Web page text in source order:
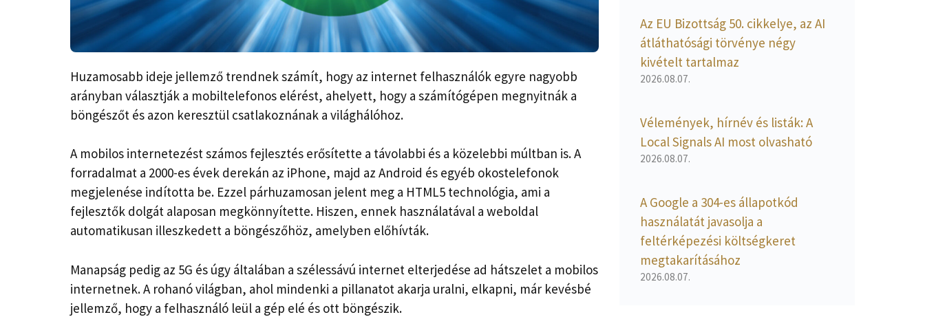
Huzamosabb ideje jellemző trendnek számít, hogy az internet felhasználók egyre nagyobb
arányban választják a mobiltelefonos elérést, ahelyett, hogy a számítógépen megnyitnák a
böngészőt és azon keresztül csatlakoznának a világhálóhoz.
A mobilos internetezést számos fejlesztés erősítette a távolabbi és a közelebbi múltban is. A
forradalmat a 2000-es évek derekán az iPhone, majd az Android és egyéb okostelefonok
megjelenése indította be. Ezzel párhuzamosan jelent meg a HTML5 technológia, ami a
fejlesztők dolgát alaposan megkönnyítette. Hiszen, ennek használatával a weboldal
automatikusan illeszkedett a böngészőhöz, amelyben előhívták.
Manapság pedig az 5G és úgy általában a szélessávú internet elterjedése ad hátszelet a mobilos
internetnek. A rohanó világban, ahol mindenki a pillanatot akarja uralni, elkapni, már kevésbé
jellemző, hogy a felhasználó leül a gép elé és ott böngészik.
Az EU Bizottság 50. cikkelye, az AI
átláthatósági törvénye négy
kivételt tartalmaz
2026.08.07.
Vélemények, hírnév és listák: A
Local Signals AI most olvasható
2026.08.07.
A Google a 304-es állapotkód
használatát javasolja a
feltérképezési költségkeret
megtakarításához
2026.08.07.